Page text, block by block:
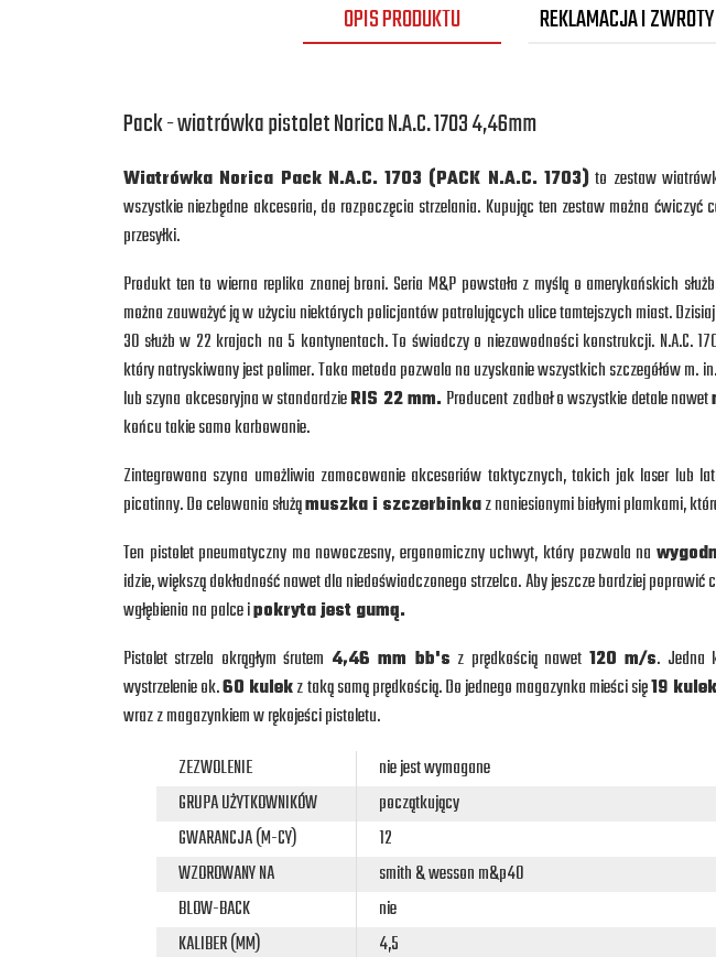
OPIS PRODUKTU REKLAMACJA I ZWROTY
Pack - wiatrówka pistolet Norica N.A.C. 1703 4,46mm
Wiatrówka Norica Pack N.A.C. 1703 (PACK N.A.C. 1703)to zestaw
wszystkie niezbędne akcesoria, do rozpoczęcia strzelania. Kupując ten zestaw można ćwiczyć
przesyłki.
Produkt ten to wierna replika znanej broni. Seria M&P powstała z myślą o amerykańskich
można zauważyć ją w użyciu niektórych policjantów patrolujących ulice tamtejszych miast.
30 służb w 22 krajach na 5 kontynentach. To świadczy o niezawodności konstrukcji. N.A.C.
który natryskiwany jest polimer. Taka metoda pozwala na uzyskanie wszystkich szczegółów m.
lub szyna akcesoryjna w standardzieRIS 22 mm. Producent zadbał o wszystkie detale nawet
końcu takie samo karbowanie.
Zintegrowana szyna umożliwia zamocowanie akcesoriów taktycznych, takich jak laser lub
picatinny. Do celowania służąmuszka i szczerbinkaz naniesionymi białymi plamkami,
Ten pistolet pneumatyczny ma nowoczesny, ergonomiczny uchwyt, który pozwala na
idzie, większą dokładność nawet dla niedoświadczonego strzelca. Aby jeszcze bardziej
wgłębienia na palce ipokryta jest gumą.
Pistolet strzela okrągłym śrutem 4,46 mm bb's z prędkością nawet 120 m/s. Jedna
wystrzelenie ok.60 kulekz taką samą prędkością. Do jednego magazynka mieści się19 kulek
wraz z magazynkiem w rękojeści pistoletu.
ZEZWOLENIE
nie jest wymagane
GRUPA UŻYTKOWNIKÓW
początkujący
GWARANCJA (M-CY)
12
WZOROWANY NA
smith & wesson m&p40
BLOW-BACK
nie
KALIBER (MM)
4,5